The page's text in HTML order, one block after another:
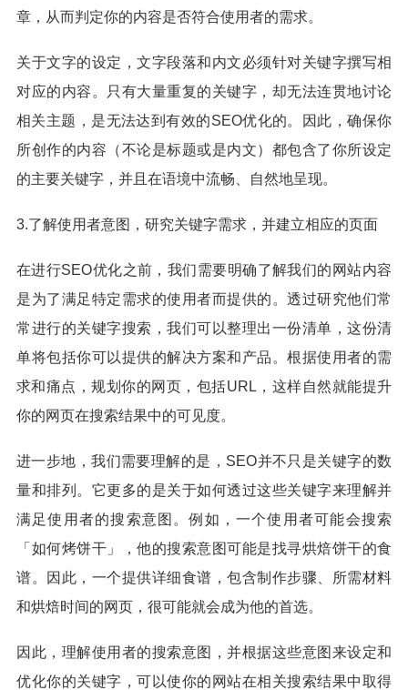
章，从而判定你的内容是否符合使用者的需求。
关于文字的设定，文字段落和内文必须针对关键字撰写相
对应的内容。只有大量重复的关键字，却无法连贯地讨论
相关主题，是无法达到有效的SEO优化的。因此，确保你
所创作的内容（不论是标题或是内文）都包含了你所设定
的主要关键字，并且在语境中流畅、自然地呈现。
3.了解使用者意图，研究关键字需求，并建立相应的页面
在进行SEO优化之前，我们需要明确了解我们的网站内容
是为了满足特定需求的使用者而提供的。透过研究他们常
常进行的关键字搜索，我们可以整理出一份清单，这份清
单将包括你可以提供的解决方案和产品。根据使用者的需
求和痛点，规划你的网页，包括URL，这样自然就能提升
你的网页在搜索结果中的可见度。
进一步地，我们需要理解的是，SEO并不只是关键字的数
量和排列。它更多的是关于如何透过这些关键字来理解并
满足使用者的搜索意图。例如，一个使用者可能会搜索
「如何烤饼干」，他的搜索意图可能是找寻烘焙饼干的食
谱。因此，一个提供详细食谱，包含制作步骤、所需材料
和烘焙时间的网页，很可能就会成为他的首选。
因此，理解使用者的搜索意图，并根据这些意图来设定和
优化你的关键字，可以使你的网站在相关搜索结果中取得